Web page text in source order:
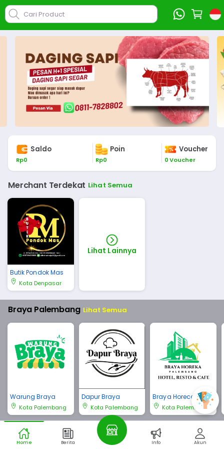
Cari Product
Saldo
Rp0
Poin
Rp0
Voucher
0 Voucher
Merchant Terdekat Lihat Semua
Butik Pondok Mas
Kota Denpasar
Lihat Lainnya
Braya Palembang Lihat Semua
Warung Braya
Kota Palembang
Dapur Braya
Kota Palembang
Braya Horeca Pale
mbang
Kota Palembang
Braya Bali Lihat Semua
Home Berita Info Akun